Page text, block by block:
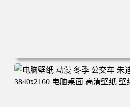
电脑壁纸 完美世界 荒天帝石昊 4K
高清壁纸 壁纸下载 壁纸大全